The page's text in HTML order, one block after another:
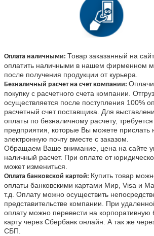
Оплата наличными: Товар заказанный на
оплатить наличными в нашем фирменном
после получения продукции от курьера.
Безналичный расчет на счет компании:
покупку с расчетного счета компании.
осуществляется после поступления 100%
расчетный счет поставщика. Для
оплаты по безналичному расчету, требуется
предприятия, которые Вы можете прислать
электронную почту вместе с заказом
Обращаем Ваше внимание, цена на сайте
наличный расчет. При оплате от
может измениться.
Оплата банковской картой: Купить товар
оплаты банковскими картами Мир, Visa и
т.д. Оплату можно осуществить
представительстве компании. При
оплату можно перевести на корпоративную
карту через Сбербанк онлайн. А так же
СБП.